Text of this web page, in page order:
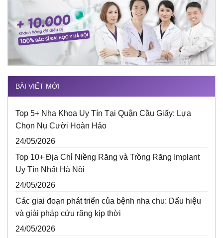
BÀI VIẾT MỚI
Top 5+ Nha Khoa Uy Tín Tại Quận Cầu Giấy: Lựa
Chọn Nụ Cười Hoàn Hảo
24/05/2026
Top 10+ Địa Chỉ Niềng Răng và Trồng Răng Implant
Uy Tín Nhất Hà Nội
24/05/2026
Các giai đoạn phát triển của bệnh nha chu: Dấu hiệu
và giải pháp cứu răng kịp thời
24/05/2026